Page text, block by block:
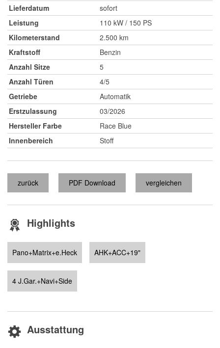
Lieferdatum
sofort
Leistung
110 kW / 150 PS
Kilometerstand
2.500 km
Kraftstoff
Benzin
Anzahl Sitze
5
Anzahl Türen
4/5
Getriebe
Automatik
Erstzulassung
03/2026
Hersteller Farbe
Race Blue
Innenbereich
Stoff
zurück PDF Download vergleichen
Highlights
Pano+Matrix+e.Heck AHK+ACC+19"
4 J.Gar.+Navi+Side
Ausstattung